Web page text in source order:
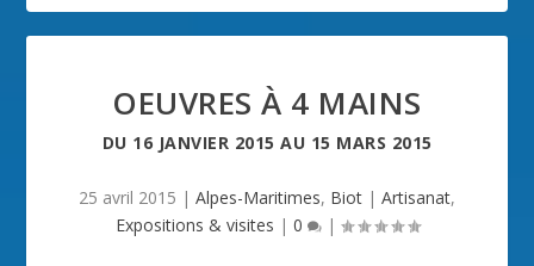
OEUVRES À 4 MAINS
DU 16 JANVIER 2015 AU 15 MARS 2015
25 avril 2015 | Alpes-Maritimes, Biot | Artisanat,
Expositions & visites | 0 |